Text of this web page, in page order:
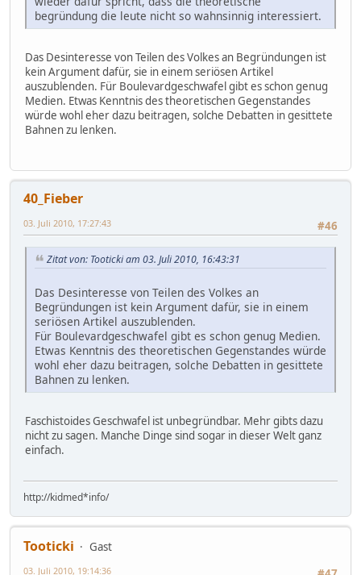
begründung die leute nicht so wahnsinnig interessiert.
Das Desinteresse von Teilen des Volkes an Begründungen ist
kein Argument dafür, sie in einem seriösen Artikel
auszublenden. Für Boulevardgeschwafel gibt es schon genug
Medien. Etwas Kenntnis des theoretischen Gegenstandes
würde wohl eher dazu beitragen, solche Debatten in gesittete
Bahnen zu lenken.
40_Fieber
#46
03. Juli 2010, 17:27:43
Zitat von: Tooticki am 03. Juli 2010, 16:43:31
Das Desinteresse von Teilen des Volkes an
Begründungen ist kein Argument dafür, sie in einem
seriösen Artikel auszublenden.
Für Boulevardgeschwafel gibt es schon genug Medien.
Etwas Kenntnis des theoretischen Gegenstandes würde
wohl eher dazu beitragen, solche Debatten in gesittete
Bahnen zu lenken.
Faschistoides Geschwafel ist unbegründbar. Mehr gibts dazu
nicht zu sagen. Manche Dinge sind sogar in dieser Welt ganz
einfach.
http://kidmed*info/
Tooticki
Gast
03. Juli 2010, 19:14:36